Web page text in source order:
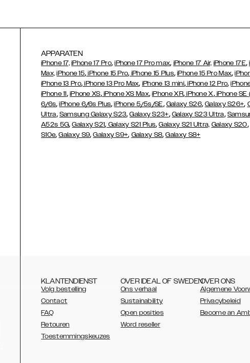
APPARATEN
iPhone 17, iPhone 17 Pro,iPhone 17 Pro max, iPhone 17 Air, iPhone 17E,
Max, iPhone 15, iPhone 15 Pro, iPhone 15 Plus,iPhone 15 Pro Max,
iPhone 13 Pro, iPhone 13 Pro Max, iPhone 13 mini,iPhone 12 Pro,
iPhone 11, iPhone XS,iPhone XS Max,iPhone XR,iPhone X,iPhone
6/6s,iPhone 6/6s Plus,iPhone 5/5s/SE, Galaxy S26,Galaxy S26+,
Ultra, Samsung Galaxy S23,Galaxy S23+, Galaxy S23 Ultra,
A52s 5G,Galaxy S21, Galaxy S21 Plus,Galaxy S21 Ultra, Galaxy S20,
S10e,Galaxy S9,Galaxy S9+, Galaxy S8,Galaxy S8+
KLANTENDIENST
Volg bestelling
Contact
FAQ
Retouren
Toestemmingskeuzes
OVER IDEAL OF SWEDEN
Ons verhaal
Sustainability
Open posities
Word reseller
OVER ONS
Algemene
Privacybeleid
Become an
AUSTRALIA